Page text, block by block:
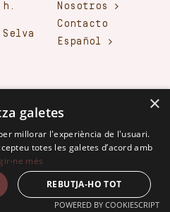
Nosotros
Contacto
Español
×
galetes
millorar l'experiència de l'usuari.
totes les galetes d’acord amb
ne més
REBUTJA-HO TOT
POWERED BY COOKIESCRIPT